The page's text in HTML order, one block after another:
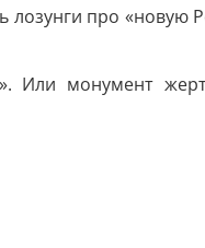
про «новую
Или монумент